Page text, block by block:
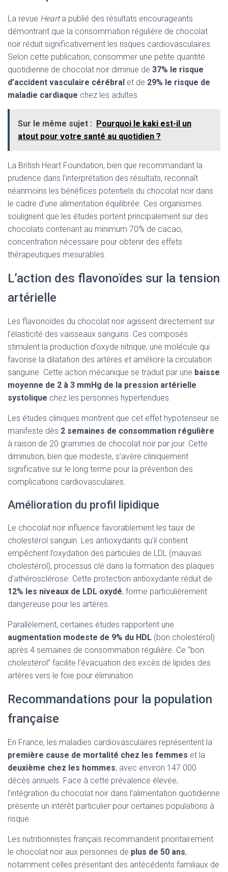
La revue Hearta publié des résultats encourageants
démontrant que la consommation régulière de chocolat
noir réduit significativement les risques cardiovasculaires.
Selon cette publication, consommer une petite quantité
quotidienne de chocolat noir diminue de 37% le risque
d’accident vasculaire cérébral et de 29% le risque de
maladie cardiaque chez les adultes.
Sur le même sujet : Pourquoi le kaki est-il un
atout pour votre santé au quotidien ?
La British Heart Foundation, bien que recommandant la
prudence dans l’interprétation des résultats, reconnaît
néanmoins les bénéfices potentiels du chocolat noir dans
le cadre d’une alimentation équilibrée. Ces organismes
soulignent que les études portent principalement sur des
chocolats contenant au minimum 70% de cacao,
concentration nécessaire pour obtenir des effets
thérapeutiques mesurables.
L’action des flavonoïdes sur la tension
artérielle
Les flavonoïdes du chocolat noir agissent directement sur
l’élasticité des vaisseaux sanguins. Ces composés
stimulent la production d’oxyde nitrique, une molécule qui
favorise la dilatation des artères et améliore la circulation
sanguine. Cette action mécanique se traduit par une baisse
moyenne de 2 à 3 mmHg de la pression artérielle
systolique chez les personnes hypertendues.
Les études cliniques montrent que cet effet hypotenseur se
manifeste dès 2 semaines de consommation régulière
à raison de 20 grammes de chocolat noir par jour. Cette
diminution, bien que modeste, s’avère cliniquement
significative sur le long terme pour la prévention des
complications cardiovasculaires.
Amélioration du profil lipidique
Le chocolat noir influence favorablement les taux de
cholestérol sanguin. Les antioxydants qu’il contient
empêchent l’oxydation des particules de LDL (mauvais
cholestérol), processus clé dans la formation des plaques
d’athérosclérose. Cette protection antioxydante réduit de
12% les niveaux de LDL oxydé, forme particulièrement
dangereuse pour les artères.
Parallèlement, certaines études rapportent une
augmentation modeste de 9% du HDL (bon cholestérol)
après 4 semaines de consommation régulière. Ce “bon
cholestérol” facilite l’évacuation des excès de lipides des
artères vers le foie pour élimination.
Recommandations pour la population
française
En France, les maladies cardiovasculaires représentent la
première cause de mortalité chez les femmes et la
deuxième chez les hommes, avec environ 147 000
décès annuels. Face à cette prévalence élevée,
l’intégration du chocolat noir dans l’alimentation quotidienne
présente un intérêt particulier pour certaines populations à
risque.
Les nutritionnistes français recommandent prioritairement
le chocolat noir aux personnes de plus de 50 ans,
notamment celles présentant des antécédents familiaux de